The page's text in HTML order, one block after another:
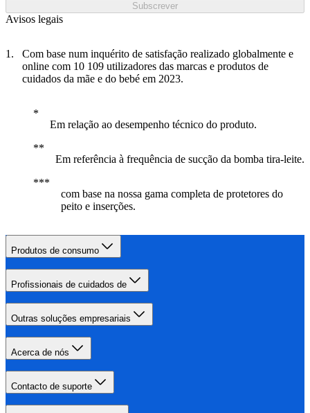
Subscrever
Avisos legais
Com base num inquérito de satisfação realizado globalmente e
online com 10 109 utilizadores das marcas e produtos de
cuidados da mãe e do bebé em 2023.
Em relação ao desempenho técnico do produto.
Em referência à frequência de sucção da bomba tira-leite.
com base na nossa gama completa de protetores do
peito e inserções.
Produtos de consumo
Profissionais de cuidados de
Outras soluções empresariais
Acerca de nós
Contacto de suporte